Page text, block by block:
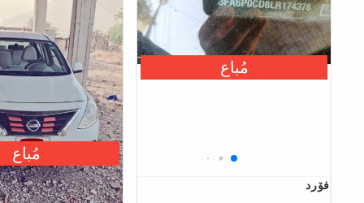
فۆرد
مُباع
مُباع